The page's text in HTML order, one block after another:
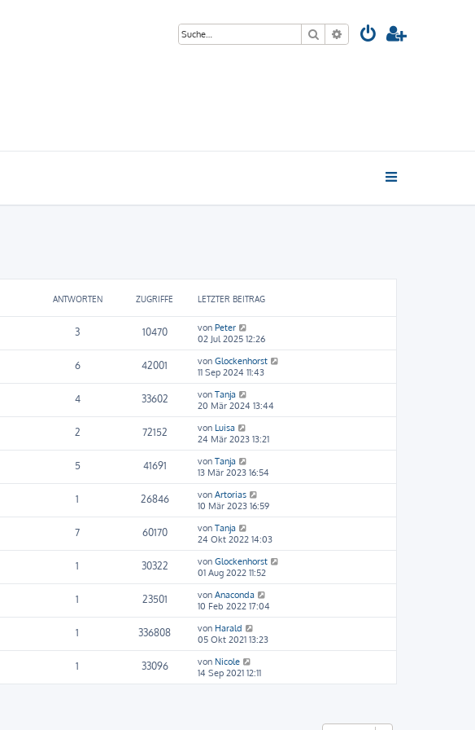
Suche Erweiterte Suche
ANTWORTEN ZUGRIFFE LETZTER BEITRAG
3 10470 von Peter
02 Jul 2025 12:26
6 42001 von Glockenhorst
11 Sep 2024 11:43
4 33602 von Tanja
20 Mär 2024 13:44
2 72152 von Luisa
24 Mär 2023 13:21
5 41691 von Tanja
13 Mär 2023 16:54
1 26846 von Artorias
10 Mär 2023 16:59
7 60170 von Tanja
24 Okt 2022 14:03
1 30322 von Glockenhorst
01 Aug 2022 11:52
1 23501 von Anaconda
10 Feb 2022 17:04
1 336808 von Harald
05 Okt 2021 13:23
1 33096 von Nicole
14 Sep 2021 12:11